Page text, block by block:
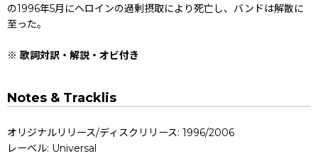
の1996年5月にヘロインの過剰摂取により死亡し、バンドは解散に
至った。
※ 歌詞対訳・解説・オビ付き
Notes & Tracklis
オリジナルリリース/ディスクリリース: 1996/2006
レーベル: Universal